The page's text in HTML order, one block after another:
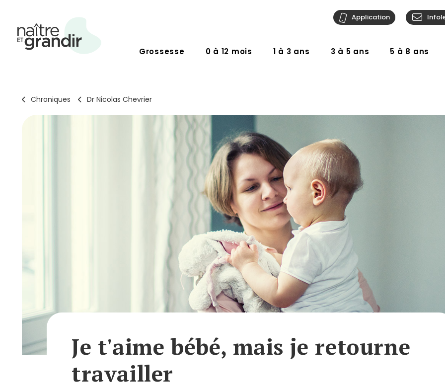
Grossesse 0 à 12 mois 1 à 3 ans 3 à 5 ans 5 à 8 ans
Application
Chroniques Dr Nicolas Chevrier
Je t'aime bébé, mais je retourne
travailler